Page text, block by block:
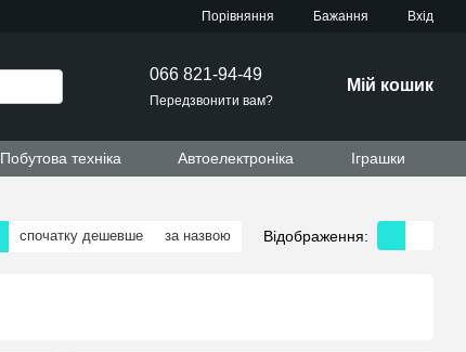
Порівняння Бажання Вхід
066 821-94-49
Передзвонити вам?
Мій кошик
Побутова техніка Автоелектроніка Іграшки
спочатку дешевше за назвою Відображення: